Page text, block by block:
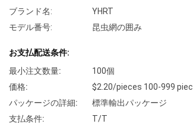
ブランド名:
YHRT
モデル番号:
昆虫網の囲み
お支払配送条件:
最小注文数量:
100個
価格:
$2.20/pieces 100-999
パッケージの詳細:
標準輸出パッケージ
支払条件:
T/T